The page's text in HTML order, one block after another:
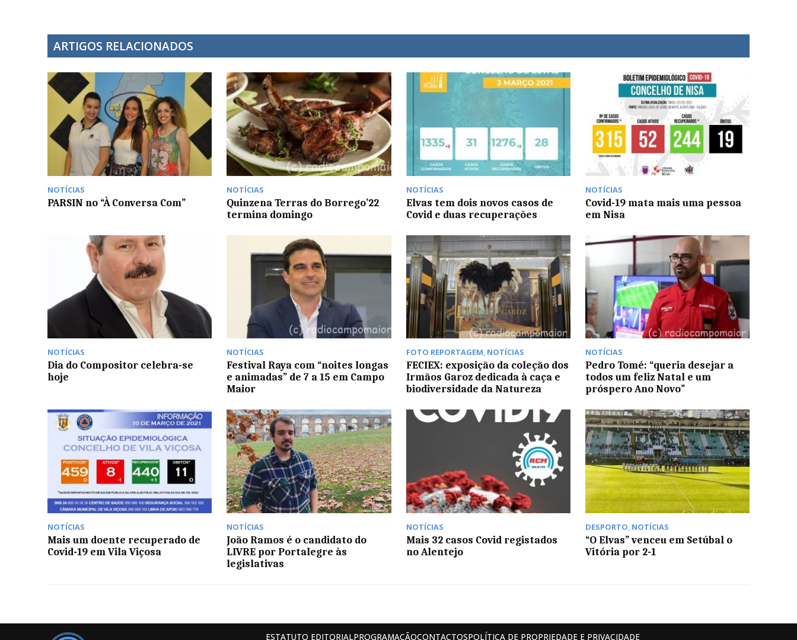
ARTIGOS RELACIONADOS
NOTÍCIAS
PARSIN no “À Conversa Com”
NOTÍCIAS
Quinzena Terras do Borrego’22
termina domingo
NOTÍCIAS
Elvas tem dois novos casos de
Covid e duas recuperações
NOTÍCIAS
Covid-19 mata mais uma pessoa
em Nisa
NOTÍCIAS
Dia do Compositor celebra-se
hoje
NOTÍCIAS
Festival Raya com “noites longas
e animadas” de 7 a 15 em Campo
Maior
FOTO REPORTAGEM, NOTÍCIAS
FECIEX: exposição da coleção dos
Irmãos Garoz dedicada à caça e
biodiversidade da Natureza
NOTÍCIAS
Pedro Tomé: “queria desejar a
todos um feliz Natal e um
próspero Ano Novo”
NOTÍCIAS
Mais um doente recuperado de
Covid-19 em Vila Viçosa
NOTÍCIAS
João Ramos é o candidato do
LIVRE por Portalegre às
legislativas
NOTÍCIAS
Mais 32 casos Covid registados
no Alentejo
DESPORTO, NOTÍCIAS
“O Elvas” venceu em Setúbal o
Vitória por 2-1
ESTATUTO EDITORIALPROGRAMAÇÃOCONTACTOSPOLÍTICA DE PROPRIEDADE E PRIVACIDADE